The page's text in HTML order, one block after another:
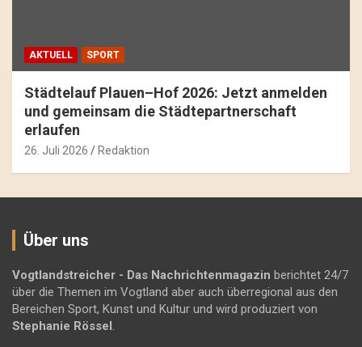
AKTUELL SPORT
Städtelauf Plauen–Hof 2026: Jetzt anmelden
und gemeinsam die Städtepartnerschaft
erlaufen
26. Juli 2026 Redaktion
Über uns
Vogtlandstreicher - Das Nachrichtenmagazin berichtet 24/7
über die Themen im Vogtland aber auch überregional aus den
Bereichen Sport, Kunst und Kultur und wird produziert von
Stephanie Rössel.